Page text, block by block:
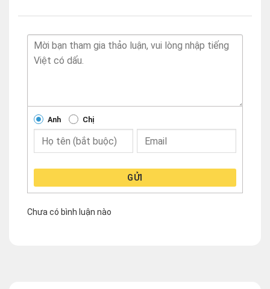
Anh Chị
GỬI
Chưa có bình luận nào